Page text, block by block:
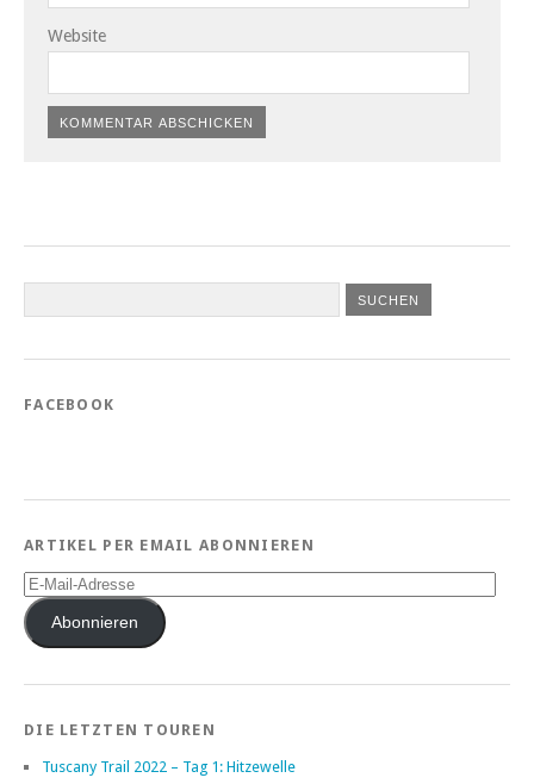
Website
FACEBOOK
ARTIKEL PER EMAIL ABONNIEREN
E-
Mail-
AdresseAbonnieren
DIE LETZTEN TOUREN
Tuscany Trail 2022 – Tag 1: Hitzewelle